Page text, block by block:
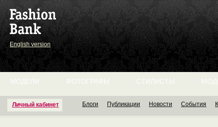
English version
Личный кабинет
МОДЕЛИ ФОТОГРАФЫ СТИЛИСТЫ
Блоги Публикации Новости События